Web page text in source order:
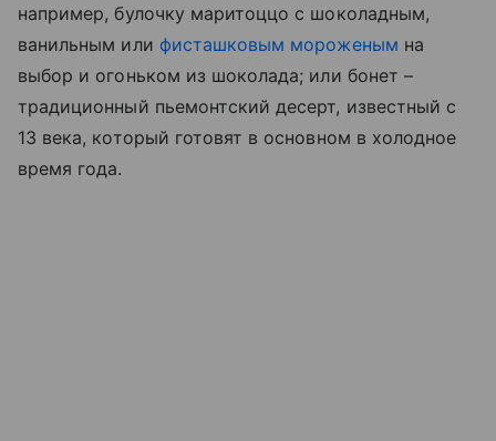
например, булочку маритоццо с шоколадным,
ванильным или фисташковым мороженым на
выбор и огоньком из шоколада; или бонет –
традиционный пьемонтский десерт, известный с
13 века, который готовят в основном в холодное
время года.